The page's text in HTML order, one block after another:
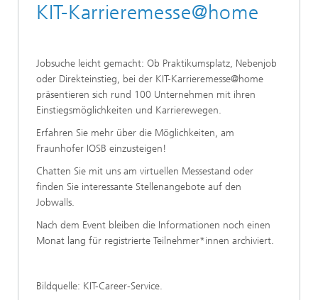
KIT-Karrieremesse@home
Jobsuche leicht gemacht: Ob Praktikumsplatz, Nebenjob
oder Direkteinstieg, bei der KIT-Karrieremesse@home
präsentieren sich rund 100 Unternehmen mit ihren
Einstiegsmöglichkeiten und Karrierewegen.
Erfahren Sie mehr über die Möglichkeiten, am
Fraunhofer IOSB einzusteigen!
Chatten Sie mit uns am virtuellen Messestand oder
finden Sie interessante Stellenangebote auf den
Jobwalls.
Nach dem Event bleiben die Informationen noch einen
Monat lang für registrierte Teilnehmer*innen archiviert.
Bildquelle: KIT-Career-Service.